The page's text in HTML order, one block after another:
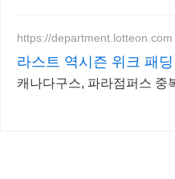
https://department.lotteon.com
라스트 역시즌 위크 패
캐나다구스, 파라점퍼스 중